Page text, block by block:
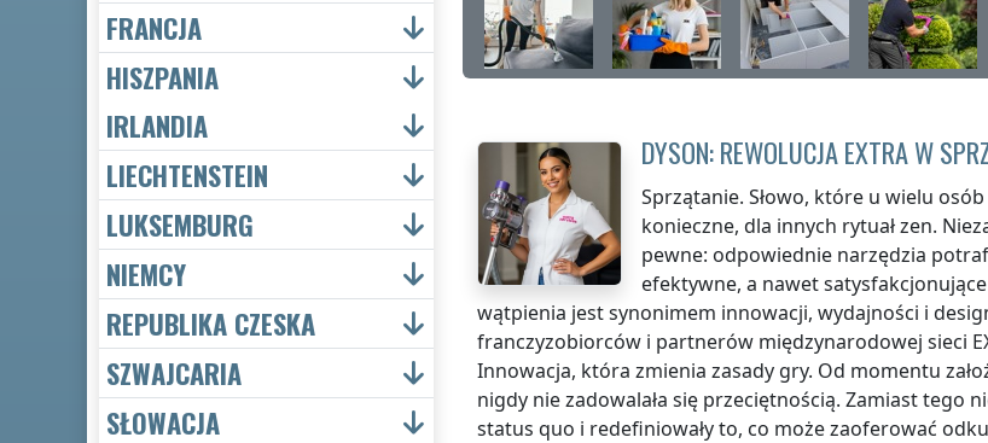
DYSON: REWOLUCJA EXTRA W
Sprzątanie. Słowo, które u wielu
konieczne, dla innych rytuał zen.
pewne: odpowiednie narzędzia
efektywne, a nawet
wątpienia jest synonimem innowacji, wydajności i
franczyzobiorców i partnerów międzynarodowej sieci
Innowacja, która zmienia zasady gry. Od momentu
nigdy nie zadowalała się przeciętnością. Zamiast tego
status quo i redefiniowały to, co może zaoferować
FRANCJA
HISZPANIA
IRLANDIA
LIECHTENSTEIN
LUKSEMBURG
NIEMCY
REPUBLIKA CZESKA
SZWAJCARIA
SŁOWACJA